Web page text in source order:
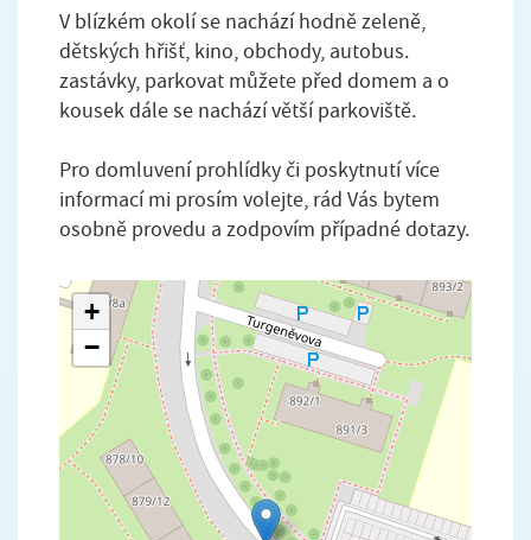
V blízkém okolí se nachází hodně zeleně,
dětských hřišť, kino, obchody, autobus.
zastávky, parkovat můžete před domem a o
kousek dále se nachází větší parkoviště.
Pro domluvení prohlídky či poskytnutí více
informací mi prosím volejte, rád Vás bytem
osobně provedu a zodpovím případné dotazy.
+
−